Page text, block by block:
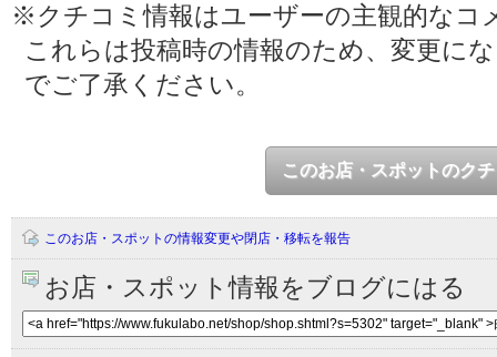
※クチコミ情報はユーザーの主観的なコ
これらは投稿時の情報のため、変更に
でご了承ください。
このお店・スポットのク
このお店・スポットの情報変更や閉店・移転を報告
お店・スポット情報をブログにはる